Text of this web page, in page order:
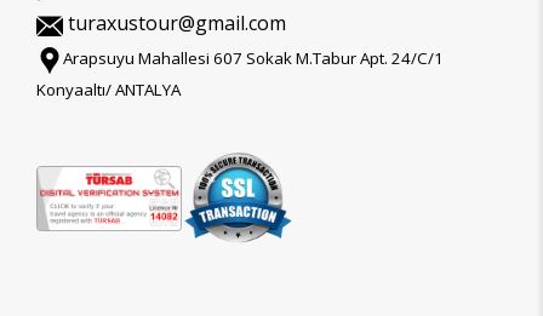
turaxustour@gmail.com
Arapsuyu Mahallesi 607 Sokak M.Tabur Apt. 24/C/1
Konyaaltı/ ANTALYA